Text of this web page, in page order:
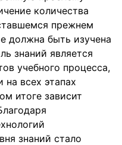
количества
прежнем
должна быть изучена
знаний является
учебного процесса,
на всех этапах
итоге зависит
знаний стало